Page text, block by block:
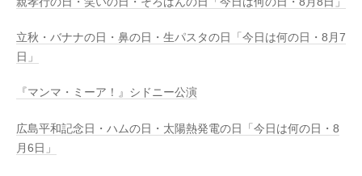
立秋・バナナの日・鼻の日・生パスタの日「今日は何の日・8月7
日」
『マンマ・ミーア！』シドニー公演
広島平和記念日・ハムの日・太陽熱発電の日「今日は何の日・8
月6日」